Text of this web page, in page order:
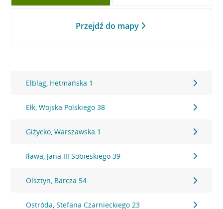
Przejdź do mapy
Elbląg, Hetmańska 1
Ełk, Wojska Polskiego 38
Giżycko, Warszawska 1
Iława, Jana III Sobieskiego 39
Olsztyn, Barcza 54
Ostróda, Stefana Czarnieckiego 23